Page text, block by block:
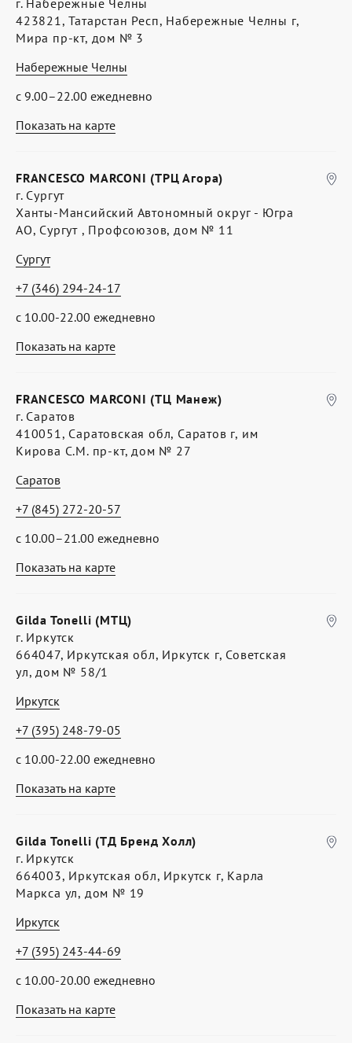
Показать на карте
г. Набережные Челны
423821, Татарстан Респ, Набережные Челны г,
Мира пр-кт, дом № 3
Набережные Челны
с 9.00–22.00 ежедневно
Показать на карте
FRANCESCO MARCONI (ТРЦ Агора)
г. Сургут
Ханты-Мансийский Автономный округ - Югра
АО, Сургут , Профсоюзов, дом № 11
Сургут
с 10.00-22.00 ежедневно
+7 (346) 294-24-17
Показать на карте
FRANCESCO MARCONI (ТЦ Манеж)
г. Саратов
410051, Саратовская обл, Саратов г, им
Кирова С.М. пр-кт, дом № 27
Саратов
с 10.00–21.00 ежедневно
+7 (845) 272-20-57
Показать на карте
Gilda Tonelli (МТЦ)
г. Иркутск
664047, Иркутская обл, Иркутск г, Советская
ул, дом № 58/1
Иркутск
с 10.00-22.00 ежедневно
+7 (395) 248-79-05
Показать на карте
Gilda Tonelli (ТД Бренд Холл)
г. Иркутск
664003, Иркутская обл, Иркутск г, Карла
Маркса ул, дом № 19
Иркутск
с 10.00-20.00 ежедневно
+7 (395) 243-44-69